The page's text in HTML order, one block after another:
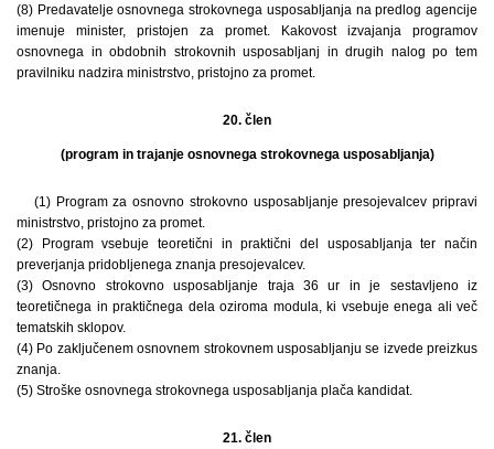
(8) Predavatelje osnovnega strokovnega usposabljanja na predlog agencije
imenuje minister, pristojen za promet. Kakovost izvajanja programov
osnovnega in obdobnih strokovnih usposabljanj in drugih nalog po tem
pravilniku nadzira ministrstvo, pristojno za promet.
20. člen
(program in trajanje osnovnega strokovnega usposabljanja)
(1) Program za osnovno strokovno usposabljanje presojevalcev pripravi
ministrstvo, pristojno za promet.
(2) Program vsebuje teoretični in praktični del usposabljanja ter način
preverjanja pridobljenega znanja presojevalcev.
(3) Osnovno strokovno usposabljanje traja 36 ur in je sestavljeno iz
teoretičnega in praktičnega dela oziroma modula, ki vsebuje enega ali več
tematskih sklopov.
(4) Po zaključenem osnovnem strokovnem usposabljanju se izvede preizkus
znanja.
(5) Stroške osnovnega strokovnega usposabljanja plača kandidat.
21. člen